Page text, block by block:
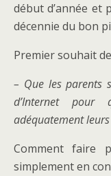
début d’année et
décennie du bon
Premier souhait
– Que les parents
d’Internet pour
adéquatement
Comment faire
simplement en